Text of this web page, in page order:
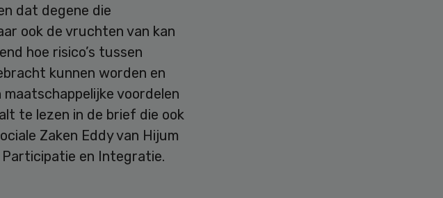
dat degene die
ook de vruchten van kan
hoe risico’s tussen
kunnen worden en
voordelen
te lezen in de brief die ook
Zaken Eddy van Hijum
en Integratie.